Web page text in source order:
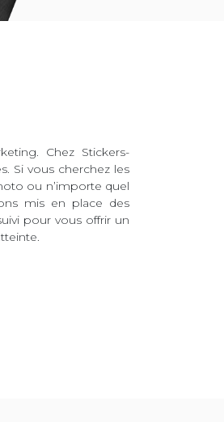
Chez Stickers-
Si vous cherchez les
ou n’importe quel
mis en place des
pour vous offrir un